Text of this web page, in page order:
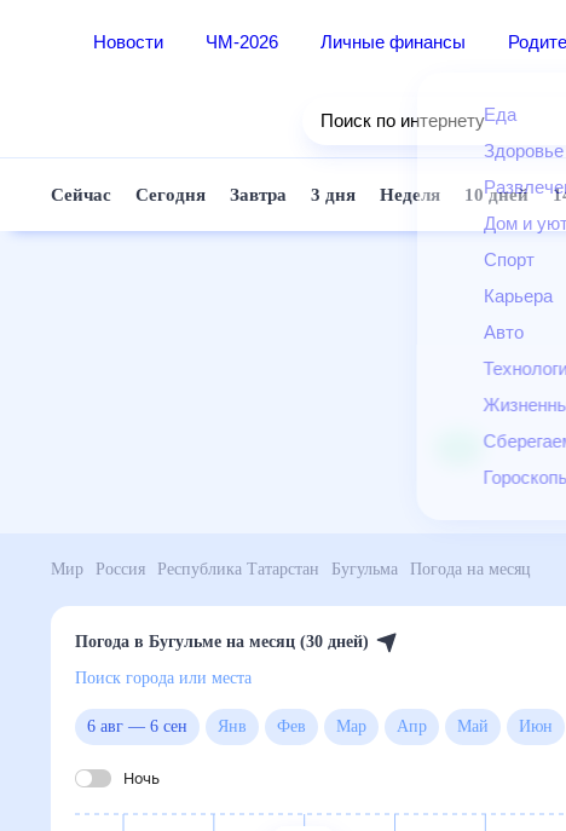
Новости ЧМ-2026 Личные финансы
Еда
Здоровье
Дом и
Спорт
Карьера
Авто
Поиск по интернету
Сейчас Сегодня Завтра 3 дня Неделя 10 дней
Мир Россия Республика Татарстан Бугульма Погода
Погода в Бугульме на месяц (30 дней)
Поиск города или места
6 авг— 6 сен Янв Фев Мар Апр Май
Ночь